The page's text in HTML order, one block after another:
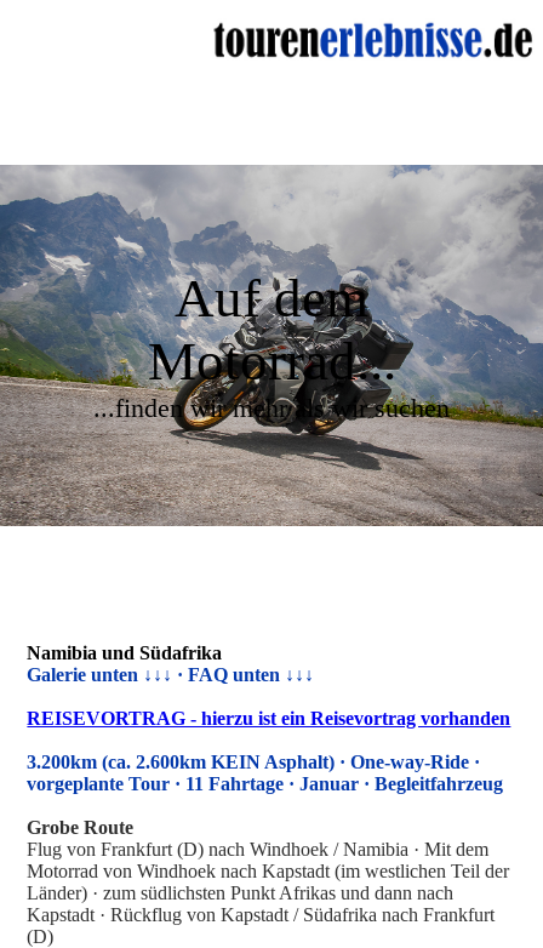
Auf dem
Motorrad...
...finden wir mehr als wir suchen
Namibia und Südafrika
Galerie unten ↓↓↓ · FAQ unten ↓↓↓
REISEVORTRAG - hierzu ist ein Reisevortrag vorhanden
3.200km (ca. 2.600km KEIN Asphalt) · One-way-Ride ·
vorgeplante Tour · 11 Fahrtage · Januar · Begleitfahrzeug
Grobe Route
Flug von Frankfurt (D) nach Windhoek / Namibia · Mit dem
Motorrad von Windhoek nach Kapstadt (im westlichen Teil der
Länder) · zum südlichsten Punkt Afrikas und dann nach
Kapstadt · Rückflug von Kapstadt / Südafrika nach Frankfurt
(D)